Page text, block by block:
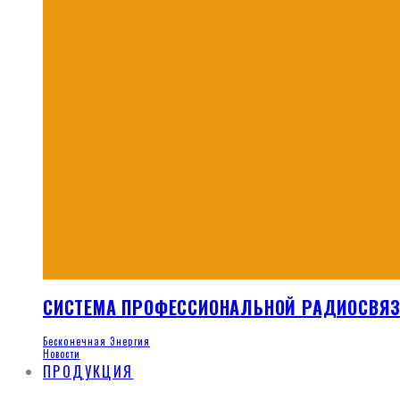
СИСТЕМА ПРОФЕССИОНАЛЬНОЙ
Бесконечная Энергия
Новости
ПРОДУКЦИЯ